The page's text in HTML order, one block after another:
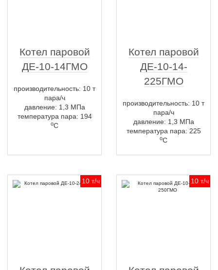
Котел паровой
ДЕ-10-14ГМО
производительность: 10 т
пара/ч
давление: 1,3 МПа
температура пара: 194
оС
Котел паровой
ДЕ-10-14-
225ГМО
производительность: 10 т
пара/ч
давление: 1,3 МПа
температура пара: 225
оС
10 т/ч 10 т/ч